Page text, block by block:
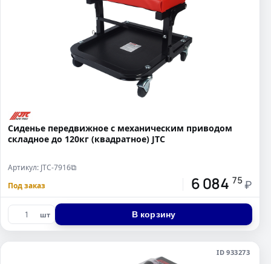
Сиденье передвижное с механическим приводом
складное до 120кг (квадратное) JTC
Артикул: JTC-7916⧉
Под заказ 6 084 75 ₽
шт В корзину
ID 933273